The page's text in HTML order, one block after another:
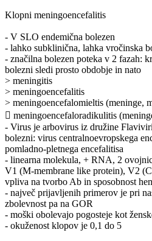
Klopni meningoencefalitis
- V SLO endemična bolezen
- lahko subklinična, lahka vročinska
- značilna bolezen poteka v 2 fazah:
bolezni sledi prosto obdobje in nato
> meningitis
> meningoencefalitis
> meningoencefalomieltis (meninge,
 meningoencefaloradikulitis
- Virus je arbovirus iz družine
bolezni: virus centralnoevropskega
pomladno-pletnega encefalitisa
- linearna molekula, + RNA, 2
V1 (M-membrane like protein), V2
vpliva na tvorbo Ab in sposobnost
- največ prijavljenih primerov je pri
zbolevnost pa na GOR
- moški obolevajo pogosteje kot
- okuženost klopov je 0,1 do 5